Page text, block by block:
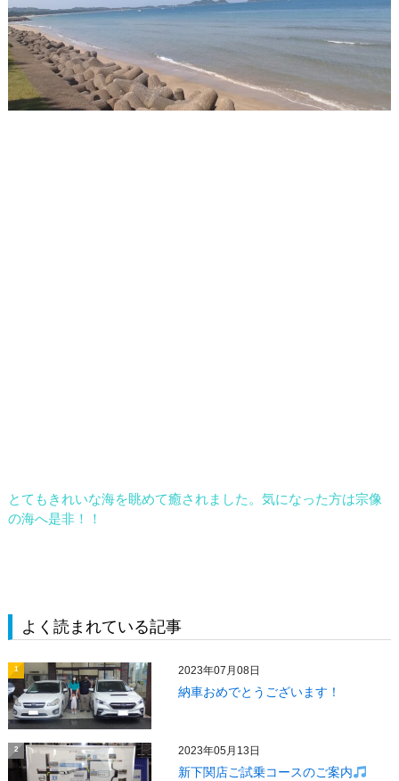
とてもきれいな海を眺めて癒されました。気になった方は宗像
の海へ是非！！
よく読まれている記事
1 2023年07月08日
納車おめでとうございます！
2 2023年05月13日
新下関店ご試乗コースのご案内